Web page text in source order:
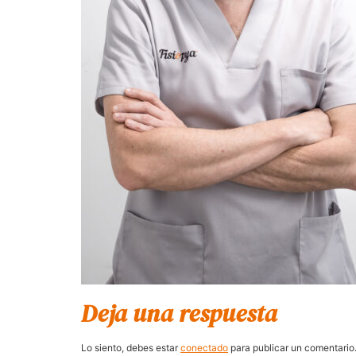
Deja una respuesta
Lo siento, debes estarconectado para publicar un comentario.